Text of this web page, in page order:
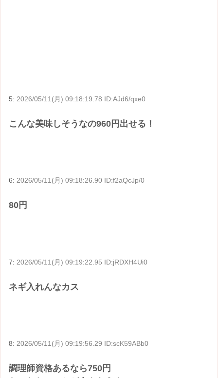
5: 2026/05/11(月) 09:18:19.78 ID:AJd6/qxe0
こんな美味しそうなの960円出せる！
6:2026/05/11(月) 09:18:26.90 ID:f2aQcJp/0
80円
7: 2026/05/11(月) 09:19:22.95 ID:jRDXH4Ui0
ネギ入れんなカス
8: 2026/05/11(月) 09:19:56.29 ID:scK59ABb0
調理師資格あるなら750円